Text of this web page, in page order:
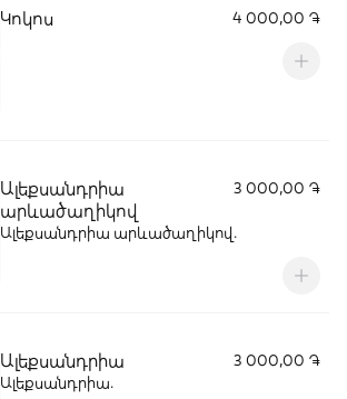
Կոկոս 4 000,00 ֏
Ալեքսանդրիա
արևածաղիկով
3 000,00 ֏
Ալեքսանդրիա արևածաղիկով․
Ալեքսանդրիա
3 000,00 ֏
Ալեքսանդրիա․